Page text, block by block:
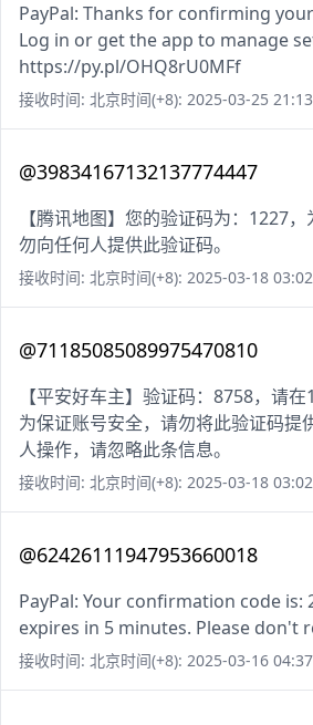
PayPal: Thanks for confirming
Log in or get the app to manage
https://py.pl/OHQ8rU0MFf
接收时间: 北京时间(+8): 2025-03-25
@39834167132137774447
【腾讯地图】您的验证码为：1227
勿向任何人提供此验证码。
接收时间: 北京时间(+8): 2025-03-18
@71185085089975470810
【平安好车主】验证码：8758，请在
为保证账号安全，请勿将此验证码提
人操作，请忽略此条信息。
接收时间: 北京时间(+8): 2025-03-18
@62426111947953660018
PayPal: Your confirmation code is:
expires in 5 minutes. Please don't
接收时间: 北京时间(+8): 2025-03-16